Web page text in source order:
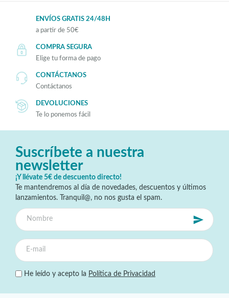
ENVÍOS GRATIS 24/48H
a partir de 50€
COMPRA SEGURA
Elige tu forma de pago
CONTÁCTANOS
Contáctanos
DEVOLUCIONES
Te lo ponemos fácil
Suscríbete a nuestra
newsletter
¡Y llévate 5€ de descuento directo!
Te mantendremos al día de novedades, descuentos y últimos
lanzamientos. Tranquil@, no nos gusta el spam.
He leído y acepto la Política de Privacidad